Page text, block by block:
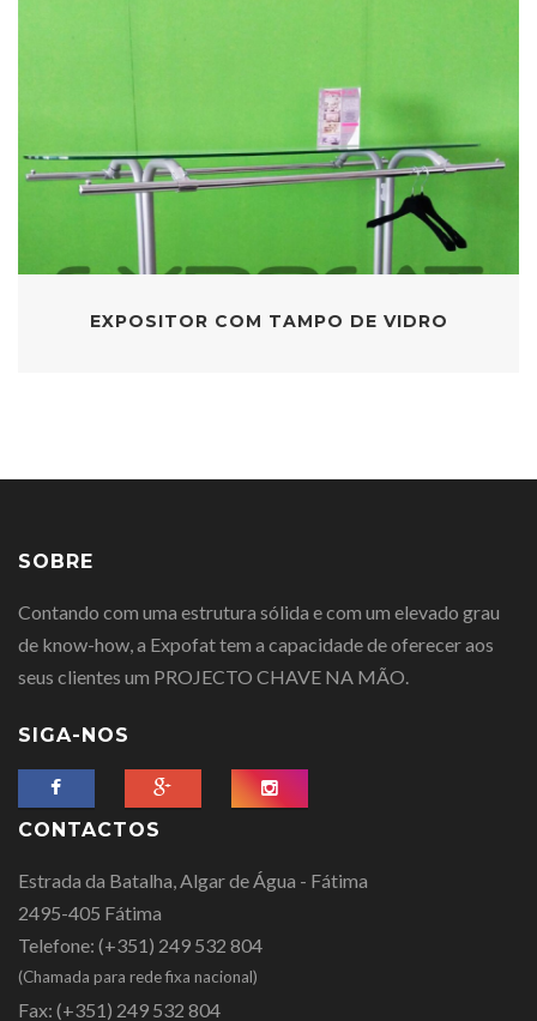
EXPOSITOR COM TAMPO DE VIDRO
SOBRE
Contando com uma estrutura sólida e com um elevado grau
de know-how, a Expofat tem a capacidade de oferecer aos
seus clientes um PROJECTO CHAVE NA MÃO.
SIGA-NOS
CONTACTOS
Estrada da Batalha, Algar de Água - Fátima
2495-405 Fátima
Telefone: (+351) 249 532 804
(Chamada para rede fixa nacional)
Fax: (+351) 249 532 804